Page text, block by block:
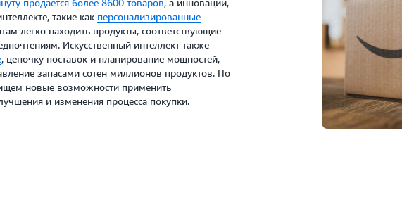
продается более 8600 товаров, а инновации,
такие как персонализированные
легко находить продукты, соответствующие
Искусственный интеллект также
, цепочку поставок и планирование мощностей,
запасами сотен миллионов продуктов. По
новые возможности применить
и изменения процесса покупки.